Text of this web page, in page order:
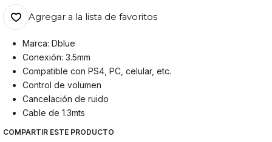
Agregar a la lista de favoritos
Marca: Dblue
Conexión: 3.5mm
Compatible con PS4, PC, celular, etc.
Control de volumen
Cancelación de ruido
Cable de 1.3mts
COMPARTIR ESTE PRODUCTO